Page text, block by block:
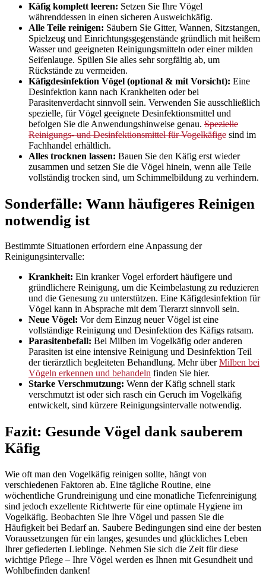
Käfig komplett leeren: Setzen Sie Ihre Vögel
währenddessen in einen sicheren Ausweichkäfig.
Alle Teile reinigen: Säubern Sie Gitter, Wannen, Sitzstangen,
Spielzeug und Einrichtungsgegenstände gründlich mit heißem
Wasser und geeigneten Reinigungsmitteln oder einer milden
Seifenlauge. Spülen Sie alles sehr sorgfältig ab, um
Rückstände zu vermeiden.
Käfigdesinfektion Vögel (optional & mit Vorsicht): Eine
Desinfektion kann nach Krankheiten oder bei
Parasitenverdacht sinnvoll sein. Verwenden Sie ausschließlich
spezielle, für Vögel geeignete Desinfektionsmittel und
befolgen Sie die Anwendungshinweise genau. Spezielle
Reinigungs- und Desinfektionsmittel für Vogelkäfige sind im
Fachhandel erhältlich.
Alles trocknen lassen: Bauen Sie den Käfig erst wieder
zusammen und setzen Sie die Vögel hinein, wenn alle Teile
vollständig trocken sind, um Schimmelbildung zu verhindern.
Sonderfälle: Wann häufigeres Reinigen
notwendig ist
Bestimmte Situationen erfordern eine Anpassung der
Reinigungsintervalle:
Krankheit: Ein kranker Vogel erfordert häufigere und
gründlichere Reinigung, um die Keimbelastung zu reduzieren
und die Genesung zu unterstützen. Eine Käfigdesinfektion für
Vögel kann in Absprache mit dem Tierarzt sinnvoll sein.
Neue Vögel: Vor dem Einzug neuer Vögel ist eine
vollständige Reinigung und Desinfektion des Käfigs ratsam.
Parasitenbefall: Bei Milben im Vogelkäfig oder anderen
Parasiten ist eine intensive Reinigung und Desinfektion Teil
der tierärztlich begleiteten Behandlung. Mehr überMilben bei
Vögeln erkennen und behandeln finden Sie hier.
Starke Verschmutzung: Wenn der Käfig schnell stark
verschmutzt ist oder sich rasch ein Geruch im Vogelkäfig
entwickelt, sind kürzere Reinigungsintervalle notwendig.
Fazit: Gesunde Vögel dank sauberem
Käfig
Wie oft man den Vogelkäfig reinigen sollte, hängt von
verschiedenen Faktoren ab. Eine tägliche Routine, eine
wöchentliche Grundreinigung und eine monatliche Tiefenreinigung
sind jedoch exzellente Richtwerte für eine optimale Hygiene im
Vogelkäfig. Beobachten Sie Ihre Vögel und passen Sie die
Häufigkeit bei Bedarf an. Saubere Bedingungen sind eine der besten
Voraussetzungen für ein langes, gesundes und glückliches Leben
Ihrer gefiederten Lieblinge. Nehmen Sie sich die Zeit für diese
wichtige Pflege – Ihre Vögel werden es Ihnen mit Gesundheit und
Wohlbefinden danken!